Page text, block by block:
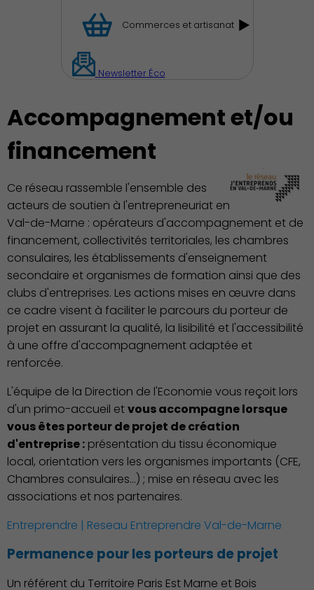
Découvrir Charenton
Commerces et artisanat
Newsletter Éco
Accompagnement et/ou
financement
Ce réseau rassemble l'ensemble des
acteurs de soutien à l'entrepreneuriat en
Val-de-Marne : opérateurs d'accompagnement et de
financement, collectivités territoriales, les chambres
consulaires, les établissements d'enseignement
secondaire et organismes de formation ainsi que des
clubs d'entreprises. Les actions mises en œuvre dans
ce cadre visent à faciliter le parcours du porteur de
projet en assurant la qualité, la lisibilité et l'accessibilité
à une offre d'accompagnement adaptée et
renforcée.
L'équipe de la Direction de l'Economie vous reçoit lors
d'un primo-accueil etvous accompagne lorsque
vous êtes porteur de projet de création
d'entreprise : présentation du tissu économique
local, orientation vers les organismes importants (CFE,
Chambres consulaires…) ; mise en réseau avec les
associations et nos partenaires.
Entreprendre | Reseau Entreprendre Val-de-Marne
Permanence pour les porteurs de projet
Un référent du Territoire Paris Est Marne et Bois